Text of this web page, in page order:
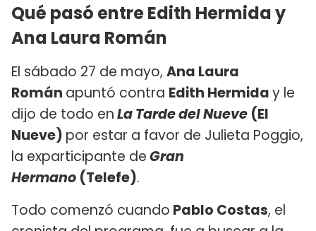
Qué pasó entre Edith Hermida y
Ana Laura Román
El sábado 27 de mayo, Ana Laura
Román apuntó contra Edith Hermiday le
dijo de todo enLa Tarde del Nueve (El
Nueve) por estar a favor de Julieta Poggio,
la exparticipante deGran
Hermano (Telefe).
Todo comenzó cuando Pablo Costas, el